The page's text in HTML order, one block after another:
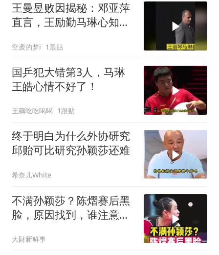
王曼昱败因揭秘：邓亚萍
直言，王励勤马琳心知肚
空袭的梦i 1跟贴
国乒犯大错第3人，马琳
王皓心情不好了！
王稱吃吃喝喝 1跟贴
终于明白为什么外协研究
邱贻可比研究孙颖莎还难
希奈儿White
不满孙颖莎？陈熠赛后黑
脸，原因找到，谁注意她
大財新鲜事